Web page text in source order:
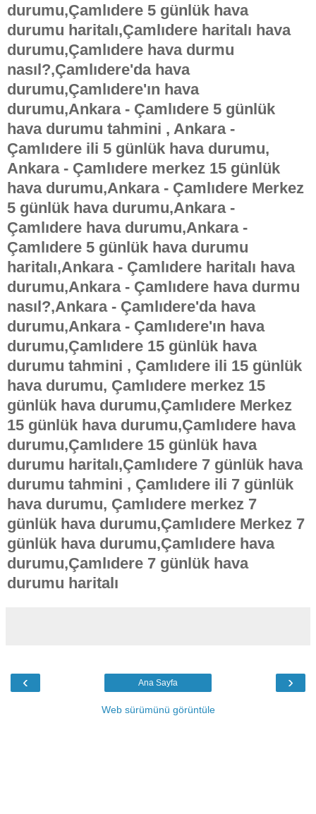
durumu,Çamlıdere 5 günlük hava
durumu haritalı,Çamlıdere haritalı hava
durumu,Çamlıdere hava durmu
nasıl?,Çamlıdere'da hava
durumu,Çamlıdere'ın hava
durumu,Ankara - Çamlıdere 5 günlük
hava durumu tahmini , Ankara -
Çamlıdere ili 5 günlük hava durumu,
Ankara - Çamlıdere merkez 15 günlük
hava durumu,Ankara - Çamlıdere Merkez
5 günlük hava durumu,Ankara -
Çamlıdere hava durumu,Ankara -
Çamlıdere 5 günlük hava durumu
haritalı,Ankara - Çamlıdere haritalı hava
durumu,Ankara - Çamlıdere hava durmu
nasıl?,Ankara - Çamlıdere'da hava
durumu,Ankara - Çamlıdere'ın hava
durumu,Çamlıdere 15 günlük hava
durumu tahmini , Çamlıdere ili 15 günlük
hava durumu, Çamlıdere merkez 15
günlük hava durumu,Çamlıdere Merkez
15 günlük hava durumu,Çamlıdere hava
durumu,Çamlıdere 15 günlük hava
durumu haritalı,Çamlıdere 7 günlük hava
durumu tahmini , Çamlıdere ili 7 günlük
hava durumu, Çamlıdere merkez 7
günlük hava durumu,Çamlıdere Merkez 7
günlük hava durumu,Çamlıdere hava
durumu,Çamlıdere 7 günlük hava
durumu haritalı
‹ ›
Ana Sayfa
Web sürümünü görüntüle